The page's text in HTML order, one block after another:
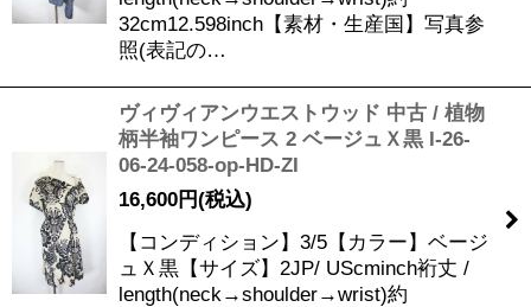
32cm12.598inch【素材・生産国】写真参
照(表記の…
ヴィヴィアンウエストウッド 中古 / 植物
柄半袖ワンピース 2 ベージュＸ黒 I-26-
06-24-058-op-HD-ZI
16,600円(税込)
【コンディション】3/5【カラー】ベージ
ュＸ黒【サイズ】2JP/ UScminch裄丈 /
length(neck→shoulder→wrist)約